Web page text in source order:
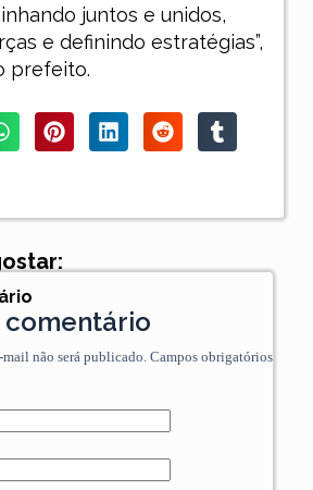
juntos e unidos,
e definindo estratégias”,
prefeito.
comentário
não será publicado. Campos obrigatórios